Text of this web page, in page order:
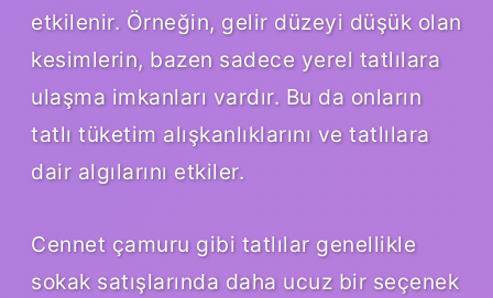
etkilenir. Örneğin, gelir düzeyi düşük olan
kesimlerin, bazen sadece yerel tatlılara
ulaşma imkanları vardır. Bu da onların
tatlı tüketim alışkanlıklarını ve tatlılara
dair algılarını etkiler.
Cennet çamuru gibi tatlılar genellikle
sokak satışlarında daha ucuz bir seçenek